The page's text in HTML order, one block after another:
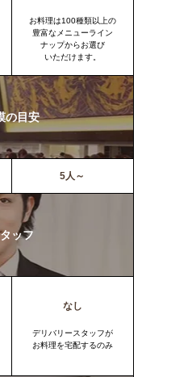
お料理は100種類以上の
豊富なメニューライン
ナップからお選び
いただけます。
の目安
5人～
ッフ
なし
デリバリースタッフが
お料理を宅配するのみ